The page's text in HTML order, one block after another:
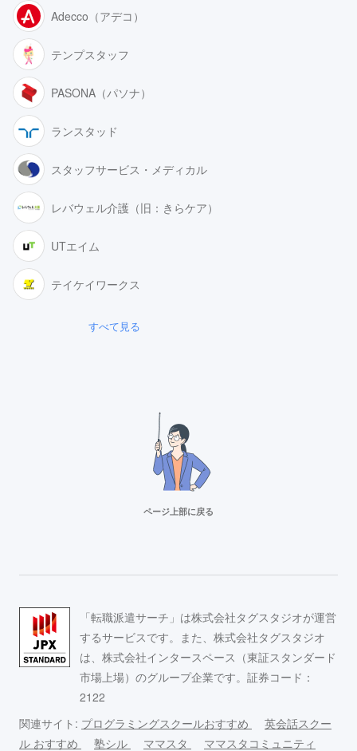
事務求人が豊富！
スタッフサービス
求人数16万件以上の派遣会社！
Adecco（アデコ）
テンプスタッフ
PASONA（パソナ）
ランスタッド
スタッフサービス・メディカル
レバウェル介護（旧：きらケア）
UTエイム
テイケイワークス
すべて見る
ページ上部に戻る
「転職派遣サーチ」は株式会社タグスタジオが運営
するサービスです。また、株式会社タグスタジオ
は、株式会社インタースペース（東証スタンダード
市場上場）のグループ企業です。証券コード：
2122
関連サイト: プログラミングスクールおすすめ
英会話スクー
ル おすすめ
塾シル ママスタ ママスタコミュニティ